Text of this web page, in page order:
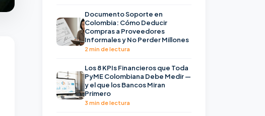
Documento Soporte en
Colombia: Cómo Deducir
Compras a Proveedores
Informales y No Perder Millones
2 min de lectura
Los 8 KPIs Financieros que Toda
PyME Colombiana Debe Medir —
y el que los Bancos Miran
Primero
3 min de lectura